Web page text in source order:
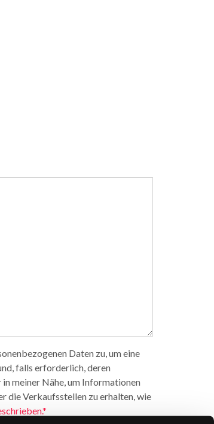
Daten zu, um eine
falls erforderlich, deren
meiner Nähe, um Informationen
die Verkaufsstellen zu erhalten, wie